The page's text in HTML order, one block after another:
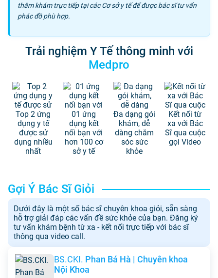
thăm khám trực tiếp tại các Cơ sở y tế để được bác sĩ tư vấn
phác đồ phù hợp.
Trải nghiệm Y Tế thông minh với
Medpro
Top 2 ứng
dụng y tế
được sử
dụng nhiều
nhất
01 ứng
dụng kết
nối bạn với
hơn 100 cơ
sở y tế
Đa dạng gói
khám, dễ
dàng chăm
sóc sức
khỏe
Kết nối từ
xa với Bác
Sĩ qua cuộc
gọi Video
Gợi Ý Bác Sĩ Giỏi
Dưới đây là một số bác sĩ chuyên khoa giỏi, sẵn sàng
hỗ trợ giải đáp các vấn đề sức khỏe của bạn. Đăng ký
tư vấn khám bệnh từ xa - kết nối trực tiếp với bác sĩ
thông qua video call.
BS.CKI. Phan Bá Hà | Chuyên khoa
Nội Khoa